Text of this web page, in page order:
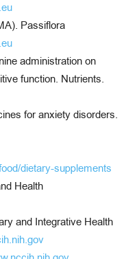
Passiflora
administration on
function. Nutrients.
for anxiety disorders.
dietary-supplements
Health
and Integrative Health